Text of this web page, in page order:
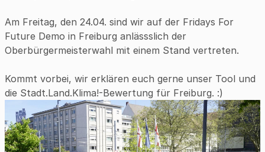
Am Freitag, den 24.04. sind wir auf der Fridays For
Future Demo in Freiburg anlässslich der
Oberbürgermeisterwahl mit einem Stand vertreten.
Kommt vorbei, wir erklären euch gerne unser Tool und
die Stadt.Land.Klima!-Bewertung für Freiburg. :)